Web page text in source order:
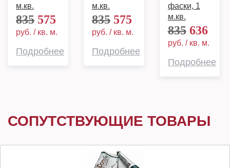
м.кв.
835 575
руб. / кв. м.
Подробнее
м.кв.
835575
руб. / кв. м.
Подробнее
фаски, 1
м.кв.
835636
руб. / кв. м.
Подробнее
СОПУТСТВУЮЩИЕ ТОВАРЫ